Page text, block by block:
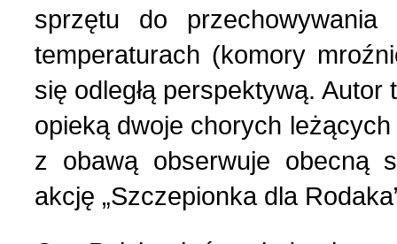
sprzętu do
temperaturach (komory
się odległą perspektywą.
opieką dwoje chorych
z obawą obserwuje obecną
akcję „Szczepionka dla